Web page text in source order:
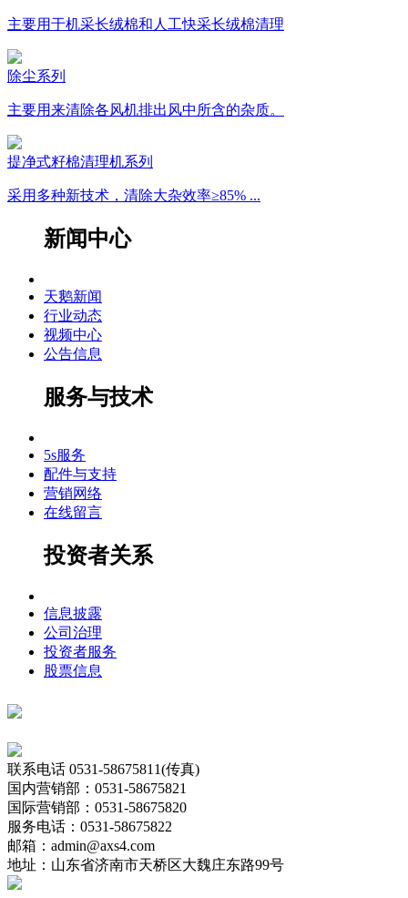
主要用于机采长绒棉和人工快采长绒棉清理
除尘系列
主要用来清除各风机排出风中所含的杂质。
提净式籽棉清理机系列
采用多种新技术，清除大杂效率≥85% ...
新闻中心
天鹅新闻
行业动态
视频中心
公告信息
服务与技术
5s服务
配件与支持
营销网络
在线留言
投资者关系
信息披露
公司治理
投资者服务
股票信息
联系电话 0531-58675811(传真)
国内营销部：0531-58675821
国际营销部：0531-58675820
服务电话：0531-58675822
邮箱：admin@axs4.com
地址：山东省济南市天桥区大魏庄东路99号